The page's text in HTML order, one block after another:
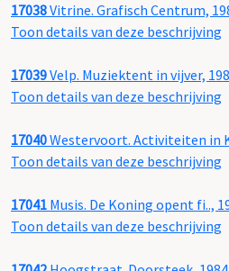
17038Vitrine. Grafisch Centrum,
Toon details van deze beschrijving
17039Velp. Muziektent in vijver,
Toon details van deze beschrijving
17040Westervoort. Activiteiten in
Toon details van deze beschrijving
17041 Musis. De Koning opent fi..,
Toon details van deze beschrijving